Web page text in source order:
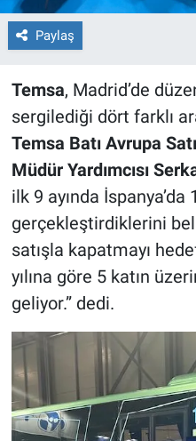
Paylaş
Temsa, Madrid’de
sergilediği dört farklı
Temsa Batı Avrupa
Müdür Yardımcısı
ilk 9 ayında İspanya’da
gerçekleştirdiklerini
satışla kapatmayı
yılına göre 5 katın
geliyor.” dedi.